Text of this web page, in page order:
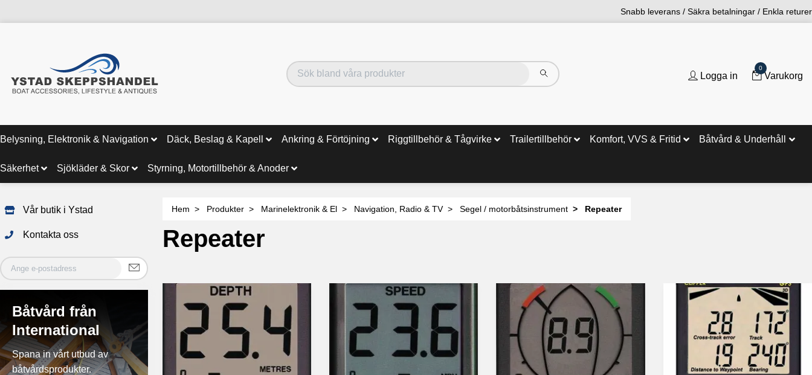
Snabb leverans / Säkra betalningar / Enkla returer
Logga in
0
Varukorg
Belysning, Elektronik & Navigation Däck, Beslag & Kapell Ankring & Förtöjning Riggtillbehör & Tågvirke Trailertillbehör Komfort, VVS & Fritid Båtvård & Underhåll
Säkerhet Sjökläder & Skor Styrning, Motortillbehör & Anoder
Vår butik i Ystad
Kontakta oss
Båtvård från
International
Spana in vårt utbud av
båtvårdsprodukter.
Hem Produkter Marinelektronik & El Navigation, Radio & TV Segel / motorbåtsinstrument Repeater
Repeater